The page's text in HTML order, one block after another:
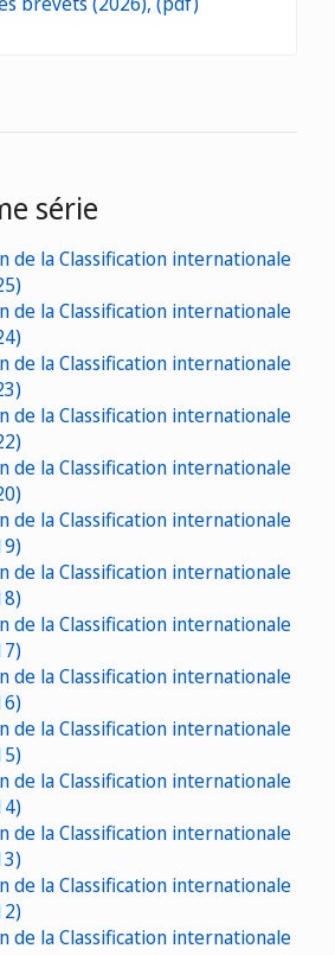
série
de la Classification internationale
de la Classification internationale
de la Classification internationale
de la Classification internationale
de la Classification internationale
de la Classification internationale
de la Classification internationale
de la Classification internationale
de la Classification internationale
de la Classification internationale
de la Classification internationale
de la Classification internationale
de la Classification internationale
de la Classification internationale